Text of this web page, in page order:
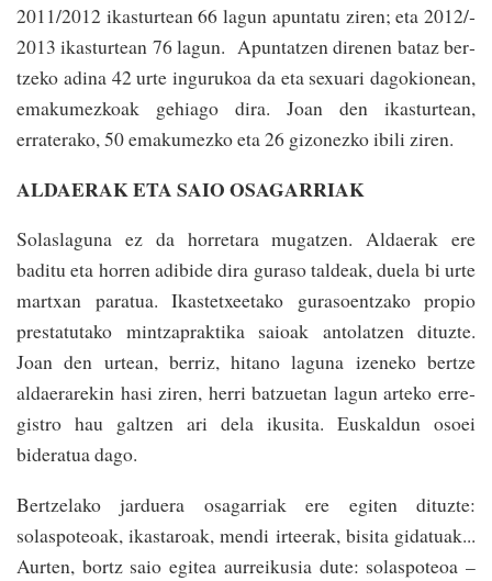
2011/­2012 ikas­tur­tean 66 lagun apuntatu ziren; eta 2012/­
2013 ikasturtean 76 lagun. Apuntatzen direnen bataz ber­
tzeko adina 42 urte ingu­rukoa da eta sexuari dagokionean,
emaku­mez­koak gehiago dira. Joan den ikasturtean,
erratera­ko, 50 emakumezko eta 26 gizo­nezko ibili ziren.
ALDAERAK ETA SAIO OSAGARRIAK
Solaslaguna ez da horretara mugatzen. Aldaerak ere
baditu eta horren adibide dira guraso­ taldeak, duela bi urte
mar­txan pa­ratua. Ikastetxeetako gura­soen­tzako propio
pres­tatu­ta­ko mintzapraktika saioak anto­la­tzen dituzte.
Joan den urtean, berriz, hitano laguna izene­ko bertze
aldaerarekin hasi ziren, herri ba­tzuetan lagun arteko erre­
gistro hau gal­tzen ari dela ikusita­. Euskaldun osoei
bideratua dago­.
Bertzelako jarduera osaga­rriak ere egiten dituzte:
solaspoteoak, ikastaroak, mendi irteerak­, bisita gidatuak...
Aurten, bortz saio egitea aurreikusia dute: solaspoteoa –